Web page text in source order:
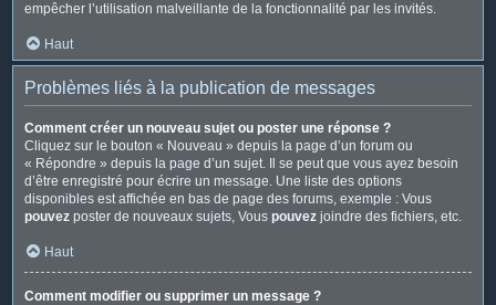
empêcher l’utilisation malveillante de la fonctionnalité par les invités.
Haut
Problèmes liés à la publication de messages
Comment créer un nouveau sujet ou poster une réponse ?
Cliquez sur le bouton « Nouveau » depuis la page d’un forum ou
« Répondre » depuis la page d’un sujet. Il se peut que vous ayez besoin
d’être enregistré pour écrire un message. Une liste des options
disponibles est affichée en bas de page des forums, exemple : Vous
pouvez poster de nouveaux sujets, Vous pouvez joindre des fichiers, etc.
Haut
Comment modifier ou supprimer un message ?